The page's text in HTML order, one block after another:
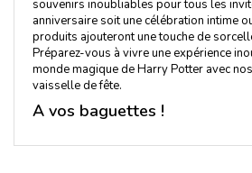
souvenirs inoubliables pour tous les
anniversaire soit une célébration intime
produits ajouteront une touche de
Préparez-vous à vivre une expérience
monde magique de Harry Potter avec
vaisselle de fête.
A vos baguettes !